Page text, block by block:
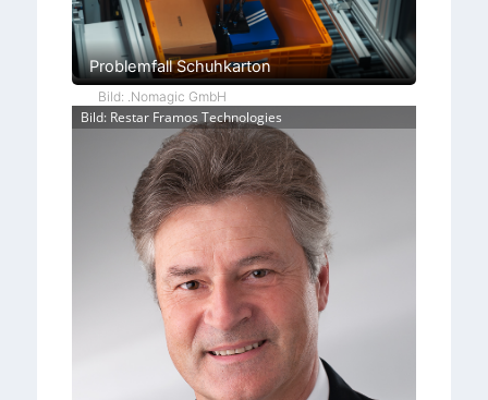
Problemfall Schuhkarton
Bild: .Nomagic GmbH
Bild: Restar Framos Technologies